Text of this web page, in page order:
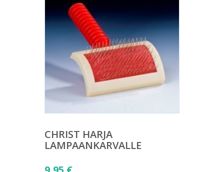
CHRIST HARJA
LAMPAANKARVALLE